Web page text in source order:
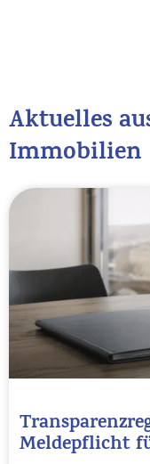
Aktuelles
Immobilien
Meldepflicht